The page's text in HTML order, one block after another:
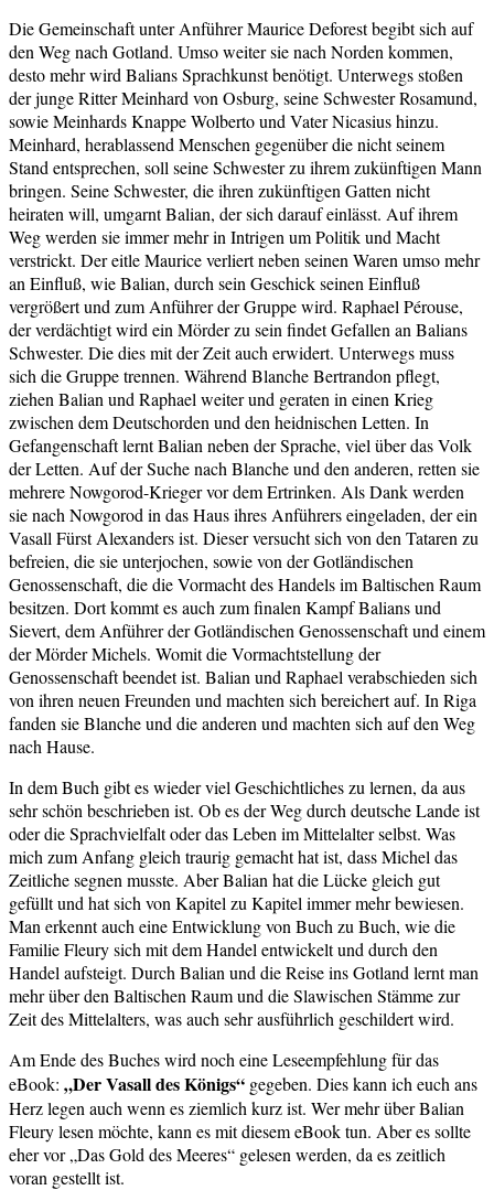
Die Gemeinschaft unter Anführer Maurice Deforest begibt sich auf
den Weg nach Gotland. Umso weiter sie nach Norden kommen,
desto mehr wird Balians Sprachkunst benötigt. Unterwegs stoßen
der junge Ritter Meinhard von Osburg, seine Schwester Rosamund,
sowie Meinhards Knappe Wolberto und Vater Nicasius hinzu.
Meinhard, herablassend Menschen gegenüber die nicht seinem
Stand entsprechen, soll seine Schwester zu ihrem zukünftigen Mann
bringen. Seine Schwester, die ihren zukünftigen Gatten nicht
heiraten will, umgarnt Balian, der sich darauf einlässt. Auf ihrem
Weg werden sie immer mehr in Intrigen um Politik und Macht
verstrickt. Der eitle Maurice verliert neben seinen Waren umso mehr
an Einfluß, wie Balian, durch sein Geschick seinen Einfluß
vergrößert und zum Anführer der Gruppe wird. Raphael Pérouse,
der verdächtigt wird ein Mörder zu sein findet Gefallen an Balians
Schwester. Die dies mit der Zeit auch erwidert. Unterwegs muss
sich die Gruppe trennen. Während Blanche Bertrandon pflegt,
ziehen Balian und Raphael weiter und geraten in einen Krieg
zwischen dem Deutschorden und den heidnischen Letten. In
Gefangenschaft lernt Balian neben der Sprache, viel über das Volk
der Letten. Auf der Suche nach Blanche und den anderen, retten sie
mehrere Nowgorod-Krieger vor dem Ertrinken. Als Dank werden
sie nach Nowgorod in das Haus ihres Anführers eingeladen, der ein
Vasall Fürst Alexanders ist. Dieser versucht sich von den Tataren zu
befreien, die sie unterjochen, sowie von der Gotländischen
Genossenschaft, die die Vormacht des Handels im Baltischen Raum
besitzen. Dort kommt es auch zum finalen Kampf Balians und
Sievert, dem Anführer der Gotländischen Genossenschaft und einem
der Mörder Michels. Womit die Vormachtstellung der
Genossenschaft beendet ist. Balian und Raphael verabschieden sich
von ihren neuen Freunden und machten sich bereichert auf. In Riga
fanden sie Blanche und die anderen und machten sich auf den Weg
nach Hause.
In dem Buch gibt es wieder viel Geschichtliches zu lernen, da aus
sehr schön beschrieben ist. Ob es der Weg durch deutsche Lande ist
oder die Sprachvielfalt oder das Leben im Mittelalter selbst. Was
mich zum Anfang gleich traurig gemacht hat ist, dass Michel das
Zeitliche segnen musste. Aber Balian hat die Lücke gleich gut
gefüllt und hat sich von Kapitel zu Kapitel immer mehr bewiesen.
Man erkennt auch eine Entwicklung von Buch zu Buch, wie die
Familie Fleury sich mit dem Handel entwickelt und durch den
Handel aufsteigt. Durch Balian und die Reise ins Gotland lernt man
mehr über den Baltischen Raum und die Slawischen Stämme zur
Zeit des Mittelalters, was auch sehr ausführlich geschildert wird.
Am Ende des Buches wird noch eine Leseempfehlung für das
eBook: „Der Vasall des Königs“ gegeben. Dies kann ich euch ans
Herz legen auch wenn es ziemlich kurz ist. Wer mehr über Balian
Fleury lesen möchte, kann es mit diesem eBook tun. Aber es sollte
eher vor „Das Gold des Meeres“ gelesen werden, da es zeitlich
voran gestellt ist.